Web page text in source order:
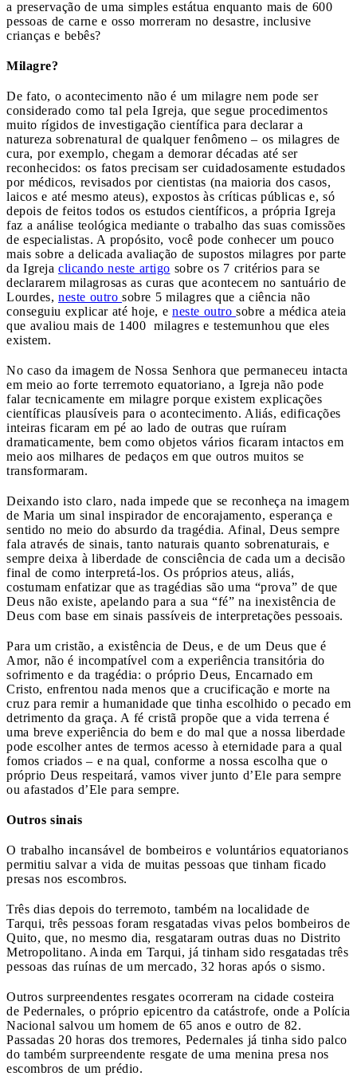
a preservação de uma simples estátua enquanto mais de 600
pessoas de carne e osso morreram no desastre, inclusive
crianças e bebês?
Milagre?
De fato, o acontecimento não é um milagre nem pode ser
considerado como tal pela Igreja, que segue procedimentos
muito rígidos de investigação científica para declarar a
natureza sobrenatural de qualquer fenômeno – os milagres de
cura, por exemplo, chegam a demorar décadas até ser
reconhecidos: os fatos precisam ser cuidadosamente estudados
por médicos, revisados por cientistas (na maioria dos casos,
laicos e até mesmo ateus), expostos às críticas públicas e, só
depois de feitos todos os estudos científicos, a própria Igreja
faz a análise teológica mediante o trabalho das suas comissões
de especialistas. A propósito, você pode conhecer um pouco
mais sobre a delicada avaliação de supostos milagres por parte
da Igreja clicando neste artigo sobre os 7 critérios para se
declararem milagrosas as curas que acontecem no santuário de
Lourdes, neste outro sobre 5 milagres que a ciência não
conseguiu explicar até hoje, e neste outro sobre a médica ateia
que avaliou mais de 1400 milagres e testemunhou que eles
existem.
No caso da imagem de Nossa Senhora que permaneceu intacta
em meio ao forte terremoto equatoriano, a Igreja não pode
falar tecnicamente em milagre porque existem explicações
científicas plausíveis para o acontecimento. Aliás, edificações
inteiras ficaram em pé ao lado de outras que ruíram
dramaticamente, bem como objetos vários ficaram intactos em
meio aos milhares de pedaços em que outros muitos se
transformaram.
Deixando isto claro, nada impede que se reconheça na imagem
de Maria um sinal inspirador de encorajamento, esperança e
sentido no meio do absurdo da tragédia. Afinal, Deus sempre
fala através de sinais, tanto naturais quanto sobrenaturais, e
sempre deixa à liberdade de consciência de cada um a decisão
final de como interpretá-los. Os próprios ateus, aliás,
costumam enfatizar que as tragédias são uma “prova” de que
Deus não existe, apelando para a sua “fé” na inexistência de
Deus com base em sinais passíveis de interpretações pessoais.
Para um cristão, a existência de Deus, e de um Deus que é
Amor, não é incompatível com a experiência transitória do
sofrimento e da tragédia: o próprio Deus, Encarnado em
Cristo, enfrentou nada menos que a crucificação e morte na
cruz para remir a humanidade que tinha escolhido o pecado em
detrimento da graça. A fé cristã propõe que a vida terrena é
uma breve experiência do bem e do mal que a nossa liberdade
pode escolher antes de termos acesso à eternidade para a qual
fomos criados – e na qual, conforme a nossa escolha que o
próprio Deus respeitará, vamos viver junto d’Ele para sempre
ou afastados d’Ele para sempre.
Outros sinais
O trabalho incansável de bombeiros e voluntários equatorianos
permitiu salvar a vida de muitas pessoas que tinham ficado
presas nos escombros.
Três dias depois do terremoto, também na localidade de
Tarqui, três pessoas foram resgatadas vivas pelos bombeiros de
Quito, que, no mesmo dia, resgataram outras duas no Distrito
Metropolitano. Ainda em Tarqui, já tinham sido resgatadas três
pessoas das ruínas de um mercado, 32 horas após o sismo.
Outros surpreendentes resgates ocorreram na cidade costeira
de Pedernales, o próprio epicentro da catástrofe, onde a Polícia
Nacional salvou um homem de 65 anos e outro de 82.
Passadas 20 horas dos tremores, Pedernales já tinha sido palco
do também surpreendente resgate de uma menina presa nos
escombros de um prédio.